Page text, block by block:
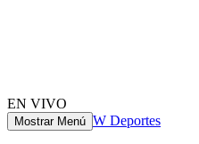
EN VIVO
Mostrar Menú W Deportes